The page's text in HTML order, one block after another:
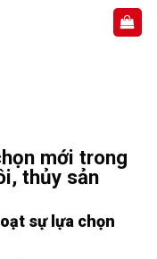
mới trong
thủy sản
sự lựa chọn